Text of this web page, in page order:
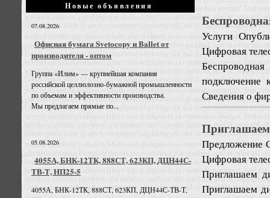
Новые объявления
07.08.2026
Офисная бумага Svetocopy и Ballet от
производителя - оптом
Группа «Илим» — крупнейшая компания
российской целлюлозно-бумажной промышленности
по объемам и эффективности производства.
Мы предлагаем прямые по...
05.08.2026
4055А, БНК-12ТК, 888СТ, 623КП, ДЦН44С-
ТВ-Т, НП25-5
4055А, БНК-12ТК, 888СТ, 623КП, ДЦН44С-ТВ-Т,
Услуги
Цифровая
подключение
Сведения о
Приглашаем
Предложение
Цифровая
Приглашаем
Приглашаем